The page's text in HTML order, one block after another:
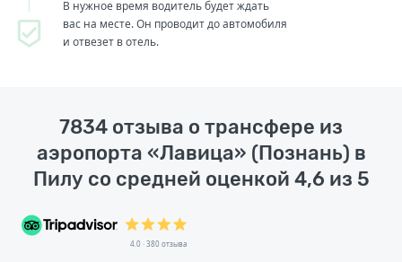
В нужное время водитель будет ждать
вас на месте. Он проводит до автомобиля
и отвезет в отель.
7834 отзыва о трансфере из
аэропорта «Лавица» (Познань) в
Пилу со средней оценкой 4,6 из 5
4.0 · 380 отзыва